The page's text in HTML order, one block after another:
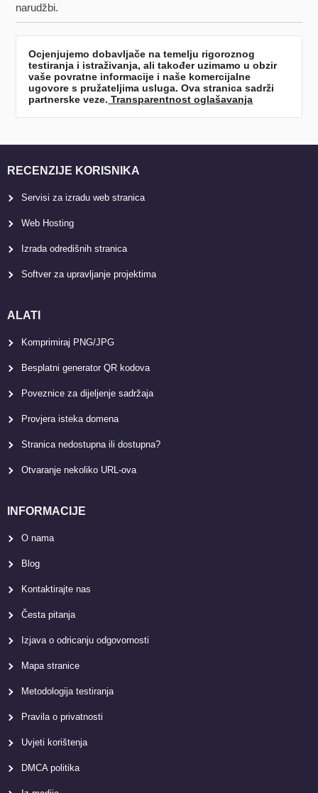
narudžbi.
Ocjenjujemo dobavljače na temelju rigoroznog
testiranja i istraživanja, ali također uzimamo u obzir
vaše povratne informacije i naše komercijalne
ugovore s pružateljima usluga. Ova stranica sadrži
partnerske veze. Transparentnost oglašavanja
RECENZIJE KORISNIKA
Servisi za izradu web stranica
Web Hosting
Izrada odredišnih stranica
Softver za upravljanje projektima
ALATI
Komprimiraj PNG/JPG
Besplatni generator QR kodova
Poveznice za dijeljenje sadržaja
Provjera isteka domena
Stranica nedostupna ili dostupna?
Otvaranje nekoliko URL-ova
INFORMACIJE
O nama
Blog
Kontaktirajte nas
Česta pitanja
Izjava o odricanju odgovornosti
Mapa stranice
Metodologija testiranja
Pravila o privatnosti
Uvjeti korištenja
DMCA politika